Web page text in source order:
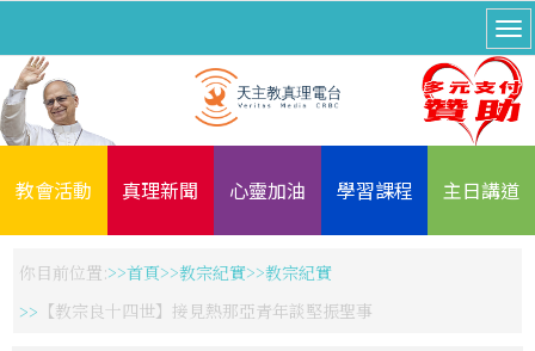
教會活動 真理新聞 心靈加油 學習課程 主日講道
你目前位置: 首頁 教宗紀實
教宗紀實
【教宗良十四世】接見熱那亞青年談堅振聖事